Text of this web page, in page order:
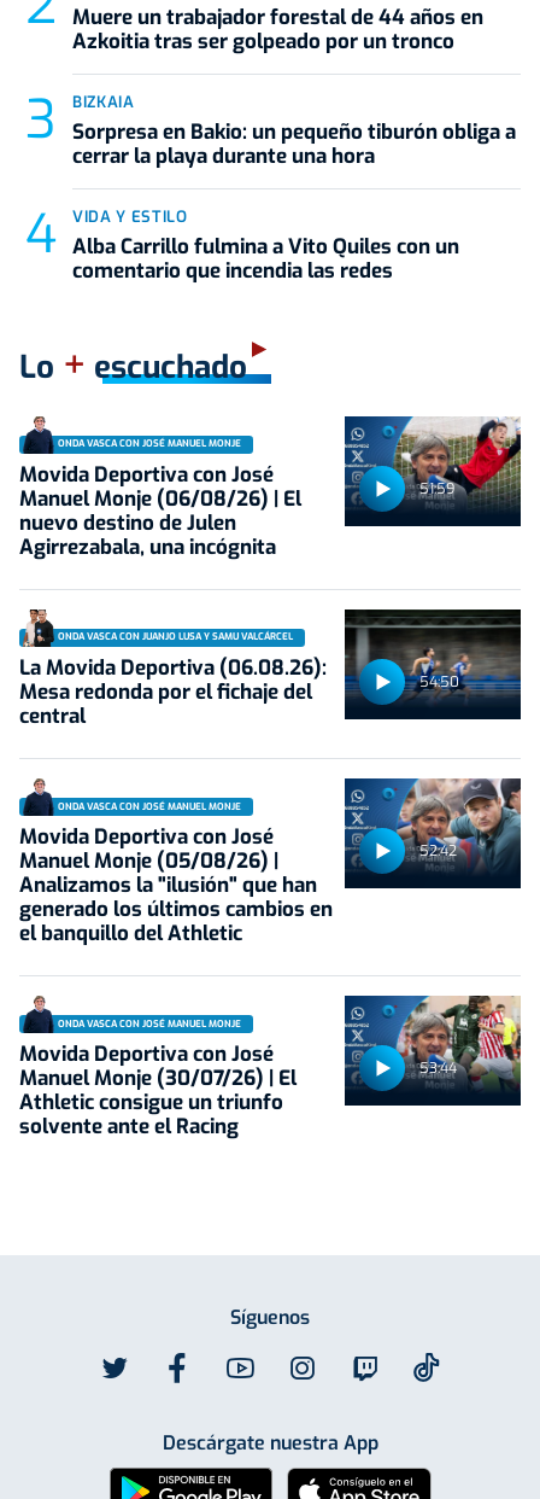
Muere un trabajador forestal de 44 años en
Azkoitia tras ser golpeado por un tronco
BIZKAIA
Sorpresa en Bakio: un pequeño tiburón obliga a
cerrar la playa durante una hora
VIDA Y ESTILO
Alba Carrillo fulmina a Vito Quiles con un
comentario que incendia las redes
Lo + escuchado
51:59
ONDA VASCA CON JOSÉ MANUEL MONJE
Movida Deportiva con José
Manuel Monje (06/08/26) | El
nuevo destino de Julen
Agirrezabala, una incógnita
54:50
ONDA VASCA CON JUANJO LUSA Y SAMU VALCÁRCEL
La Movida Deportiva (06.08.26):
Mesa redonda por el fichaje del
central
52:42
ONDA VASCA CON JOSÉ MANUEL MONJE
Movida Deportiva con José
Manuel Monje (05/08/26) |
Analizamos la "ilusión" que han
generado los últimos cambios en
el banquillo del Athletic
53:44
ONDA VASCA CON JOSÉ MANUEL MONJE
Movida Deportiva con José
Manuel Monje (30/07/26) | El
Athletic consigue un triunfo
solvente ante el Racing
Síguenos
Descárgate nuestra App